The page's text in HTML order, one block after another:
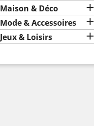
Maison & Déco 
Mode & Accessoires 
Jeux & Loisirs 